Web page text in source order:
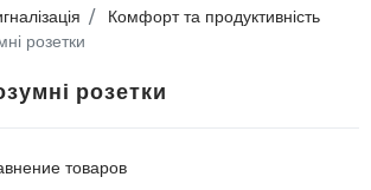
Комфорт та продуктивність
розетки
розетки
товаров